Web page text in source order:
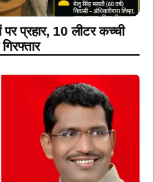
प्रहार, 10 लीटर कच्ची